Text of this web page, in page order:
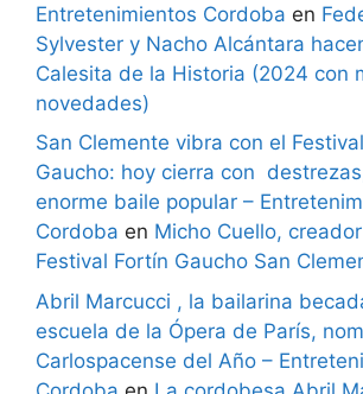
Entretenimientos Cordoba en
Sylvester y Nacho Alcántara
Calesita de la Historia (2024 con
novedades)
San Clemente vibra con el
Gaucho: hoy cierra con
enorme baile popular –
Cordoba en Micho Cuello,
Festival Fortín Gaucho San
Abril Marcucci , la bailarina
escuela de la Ópera de París,
Carlospacense del Año –